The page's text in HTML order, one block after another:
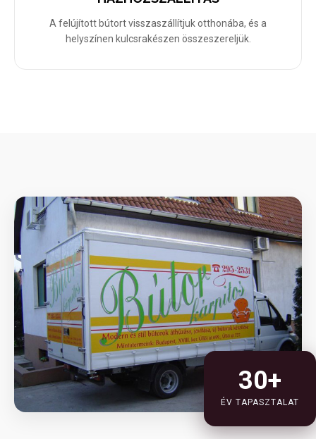
A felújított bútort visszaszállítjuk otthonába, és a
helyszínen kulcsrakészen összeszereljük.
30+
ÉV TAPASZTALAT